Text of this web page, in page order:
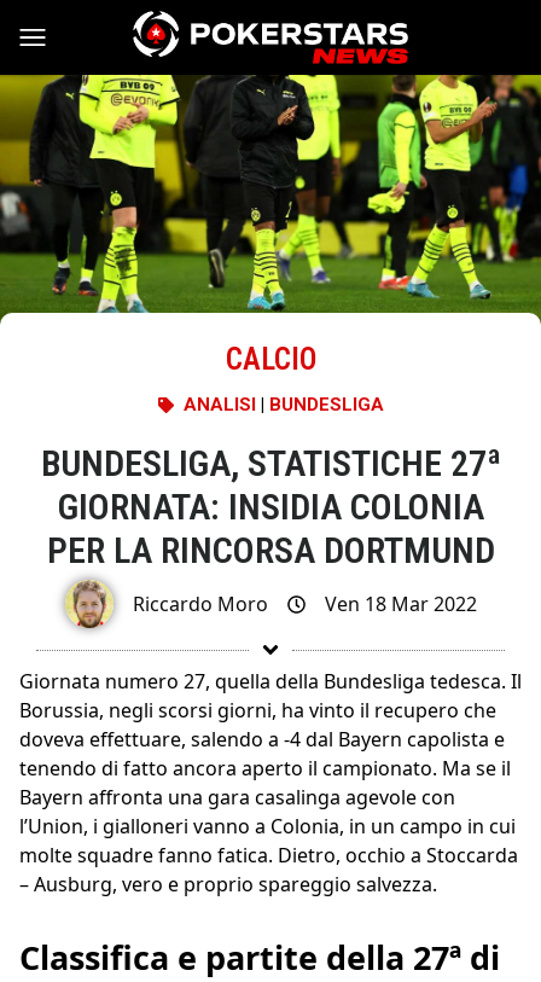
Vai al contenuto
CALCIO
ANALISI| BUNDESLIGA
BUNDESLIGA, STATISTICHE 27ª
GIORNATA: INSIDIA COLONIA
PER LA RINCORSA DORTMUND
Riccardo Moro Ven 18 Mar 2022
Giornata numero 27, quella della Bundesliga tedesca. Il
Borussia, negli scorsi giorni, ha vinto il recupero che
doveva effettuare, salendo a -4 dal Bayern capolista e
tenendo di fatto ancora aperto il campionato. Ma se il
Bayern affronta una gara casalinga agevole con
l’Union, i gialloneri vanno a Colonia, in un campo in cui
molte squadre fanno fatica. Dietro, occhio a Stoccarda
– Ausburg, vero e proprio spareggio salvezza.
Classifica e partite della 27ª di